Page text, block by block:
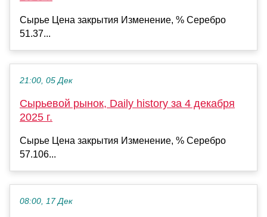
Сырье Цена закрытия Изменение, % Серебро
51.37...
21:00, 05 Дек
Сырьевой рынок, Daily history за 4 декабря
2025 г.
Сырье Цена закрытия Изменение, % Серебро
57.106...
08:00, 17 Дек